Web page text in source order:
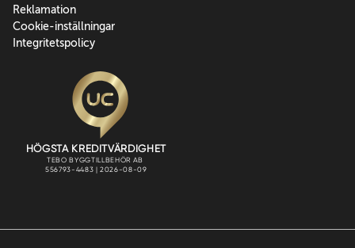
Reklamation
Cookie-inställningar
Integritetspolicy